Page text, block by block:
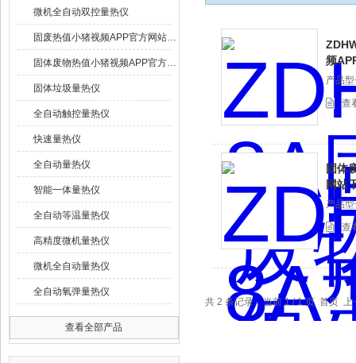
微机全自动双控量热仪
固废热值小猪视频APP官方网站下载罗志祥
固体废物热值小猪视频APP官方网站下载罗志祥
固体垃圾量热仪
全自动触控量热仪
快速量热仪
全自动量热仪
智能一体量热仪
全自动等温量热仪
高精度微机量热仪
微机全自动量热仪
全自动氧弹量热仪
查看全部产品
频
产品型号
查
固体
网站
产品型号
查
共 2 条记录，当前 1 / 1 页 首页